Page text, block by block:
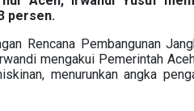
persen.
Rencana Pembangunan
mengakui Pemerintah
menurunkan angka